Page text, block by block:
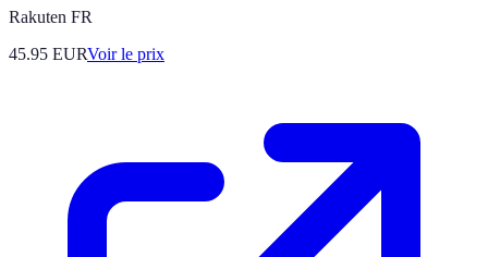
Rakuten FR
45.95 EURVoir le prix